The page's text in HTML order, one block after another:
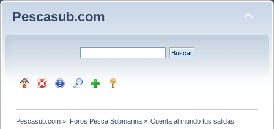
Pescasub.com
Pescasub.com » Foros Pesca Submarina» Cuenta al mundo tus salidas